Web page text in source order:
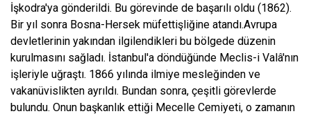
İşkodra'ya gönde­rildi. Bu görevinde de başarılı oldu (1862).
Bir yıl sonra Bosna-Hersek müfettişliğine atandı.Avrupa
devletlerinin yakından ilgilendikleri bu bölgede düzenin
kurulmasını sağladı. İs­tanbul'a döndüğünde Meclis-i Valâ'nın
işleriy­le uğraştı. 1866 yılında ilmiye mesleğinden ve
vakanüvislikten ayrıldı. Bundan sonra, çeşitli görevlerde
bulundu. Onun başkanlık ettiği Mecelle Cemiyeti, o zamanın